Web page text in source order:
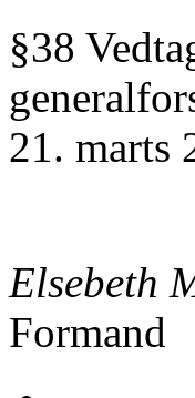
§38
21. marts
Elsebeth
Formand